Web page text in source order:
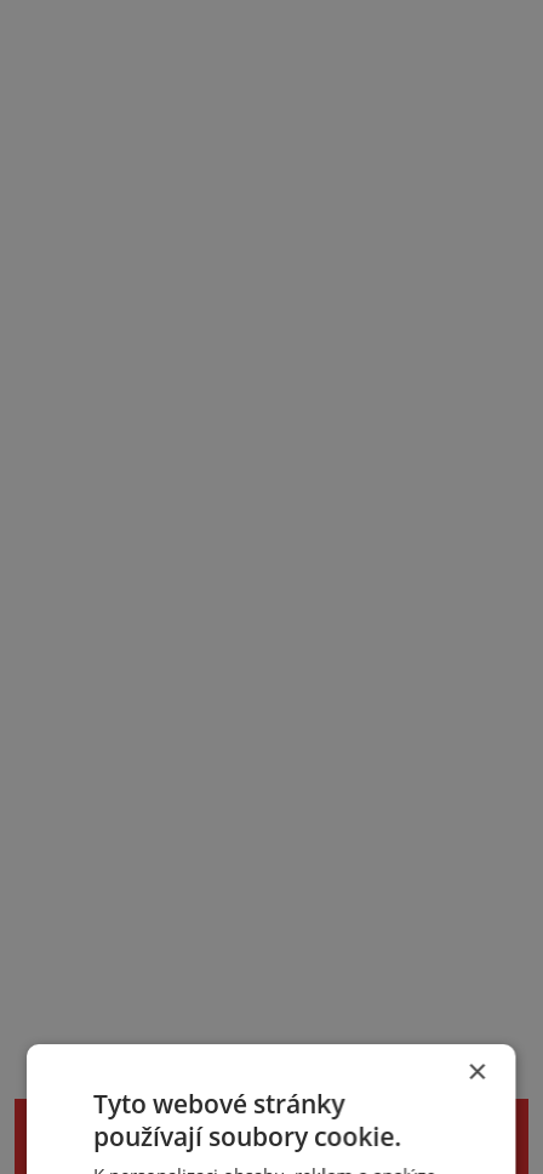
NENECHTE SI UJÍT DALŠÍ ZAJÍMAVÉ
ČLÁNKY
×
Tyto webové stránky
používají soubory cookie.